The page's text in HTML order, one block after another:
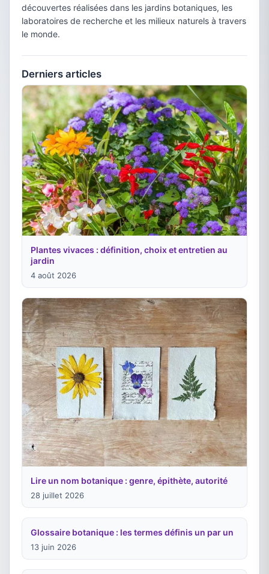
découvertes réalisées dans les jardins botaniques, les
laboratoires de recherche et les milieux naturels à travers
le monde.
Derniers articles
Plantes vivaces : définition, choix et entretien au
jardin
4 août 2026
Lire un nom botanique : genre, épithète, autorité
28 juillet 2026
Glossaire botanique : les termes définis un par un
13 juin 2026